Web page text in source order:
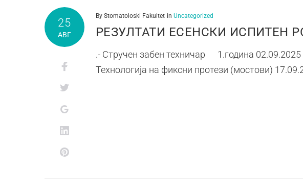
25
АВГ
By Stomatoloski Fakultet in Uncategorized
РЕЗУЛТАТИ ЕСЕНСКИ ИСПИТЕН
.- Стручен забен техничар 1.година 02.09.2025
Технологија на фиксни протези (мостови)